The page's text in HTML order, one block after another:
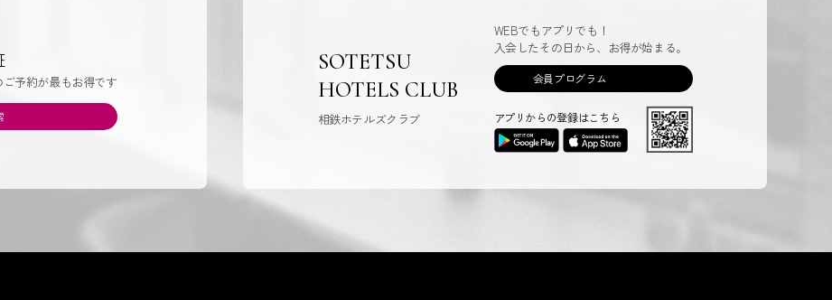
予約が最もお得です
SOTETSU
HOTELS CLUB
相鉄ホテルズクラブ
WEBでもアプリでも！
入会したその日から、お得が始まる。
会員プログラム
アプリからの登録はこちら